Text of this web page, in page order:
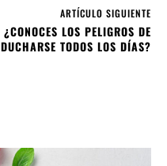
ARTÍCULO SIGUIENTE
¿CONOCES LOS PELIGROS DE
DUCHARSE TODOS LOS DÍAS?